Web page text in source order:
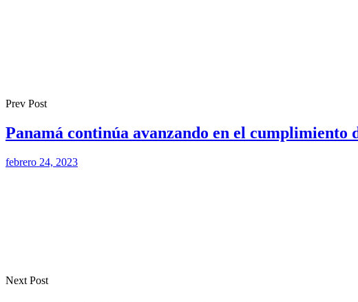
Prev Post
Panamá continúa avanzando en el cumplimiento
febrero 24, 2023
Next Post